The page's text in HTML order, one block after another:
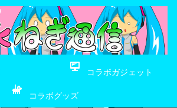
コラボガジェット
コラボグッズ